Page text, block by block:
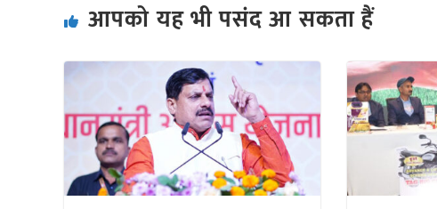
आपको यह भी पसंद आ सकता हैं